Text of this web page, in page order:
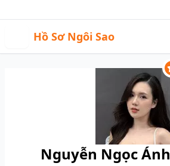
Hồ Sơ Ngôi Sao
Nguyễn Ngọc Ánh